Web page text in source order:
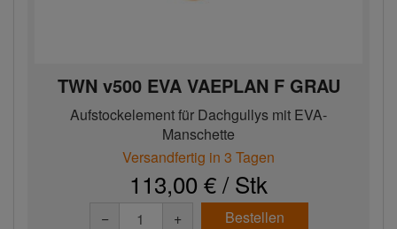
TWN v500 EVA VAEPLAN F GRAU
Aufstockelement für Dachgullys mit EVA-
Manschette
Versandfertig in 3 Tagen
113,00 € / Stk
− + Bestellen